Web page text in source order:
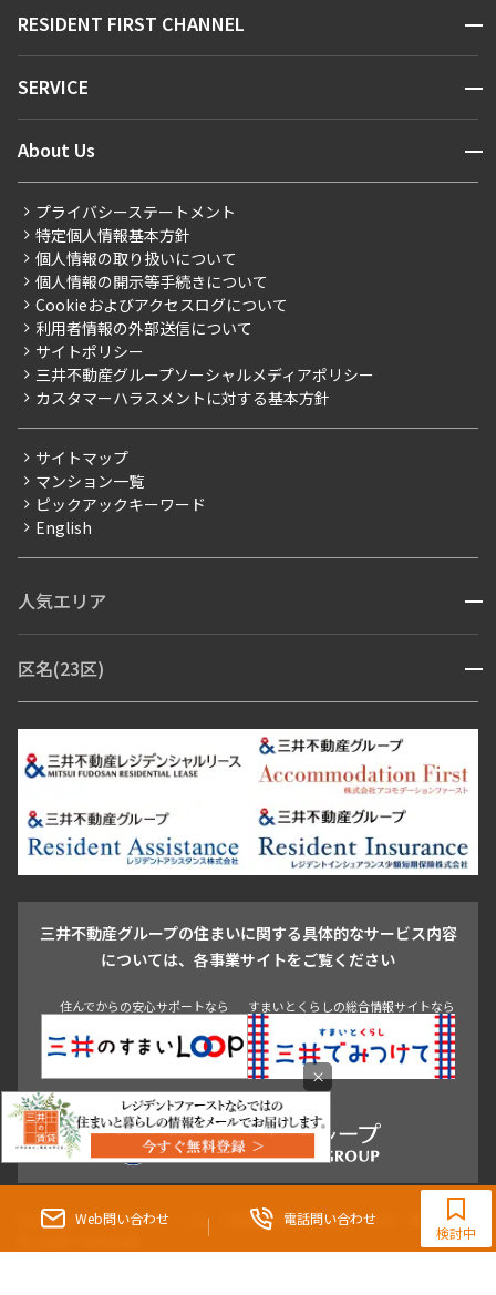
Web問い合わせ 電話問い合わせ
0120-321-364
9:30~18:00（水曜定休）
検討中
新着情報から探す
新着募集情報
こだわりから探す
こだわり一覧
プレミアムマンション
新築
当社限定（港区・渋谷区）
当社限定（港区・渋谷区以外）
三井不動産企画
賃料改定
フリーレント
ペット可
ブランドマンション
お問い合わせ
RESIDENT FIRST CHANNEL 開閉
マンションレポート
住まいのコラム
SERVICE 開閉
会員ページ
ご入居・提携サービス
お部屋探しからご契約まで
よくあるご質問
社宅紹介
【仲介会社様向け】当社仲介事業部取り扱い物件入居申込
About Us 開閉
会社情報
事業案内
採用情報
ニュースリリース
お問い合わせ
プライバシーステートメント
特定個人情報基本方針
個人情報の取り扱いについて
個人情報の開示等手続きについて
Cookieおよびアクセスログについて
利用者情報の外部送信について
サイトポリシー
三井不動産グループソーシャルメディアポリシー
カスタマーハラスメントに対する基本方針
サイトマップ
マンション一覧
ピックアックキーワード
English
人気エリア 開閉
青山・表参道・原宿
市ヶ谷・神楽坂・飯田橋
三田・芝・浜松町
芝浦・汐留・品川
月島・勝どき・豊洲
本郷・春日・小石川
目白・高田馬場・早稲田
池尻大橋・三軒茶屋
祐天寺・学芸大学・自由が丘
駒沢・用賀・二子玉川
成城・砧
池袋・板橋・王子
青山 渋谷 東京・大手町 新宿 品川
目黒・中目黒
区名(23区) 開閉
江東区 台東区 墨田区
中野区
豊島区
杉並区 板橋区 練馬区 荒川区
足立区
葛飾区
江戸川区
三井不動産グループの住まいに関する具体的なサービス内容
については、各事業サイトをご覧ください
住んでからの安心サポートなら すまいとくらしの総合情報サイトなら
東京都知事（3）第96482号 （一社） 不動産流通経営協会会員 （公社） 首都圏不動
×